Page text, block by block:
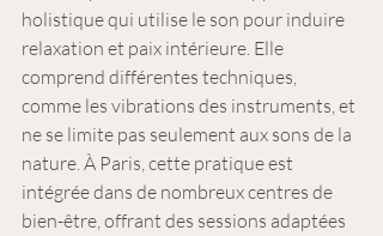
holistique qui utilise le son pour induire
relaxation et paix intérieure. Elle
comprend différentes techniques,
comme les vibrations des instruments, et
ne se limite pas seulement aux sons de la
nature. À Paris, cette pratique est
intégrée dans de nombreux centres de
bien-être, offrant des sessions adaptées